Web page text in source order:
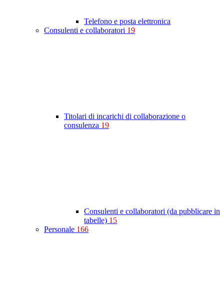
Telefono e posta elettronica
Consulenti e collaboratori 19
Titolari di incarichi di collaborazione o
consulenza 19
Consulenti e collaboratori (da pubblicare in
tabelle) 15
Personale 166